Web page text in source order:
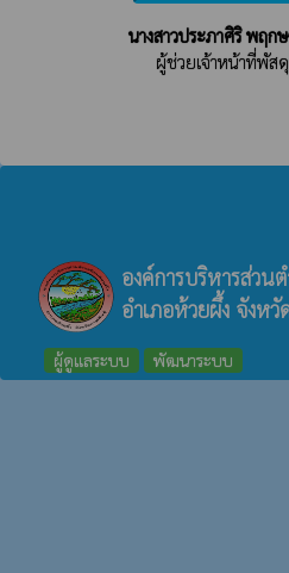
นางสาวประภาศิริ พฤก
ผู้ช่วยเจ้าหน้าที่พัสดุ
องค์การบริหารส่วน
อำเภอห้วยผึ้ง จังห
ผู้ดูแลระบบ พัฒนาระบบ